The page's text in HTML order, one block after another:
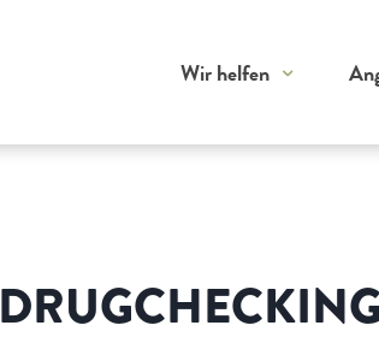
Wir helfen
DRUGCHECKING